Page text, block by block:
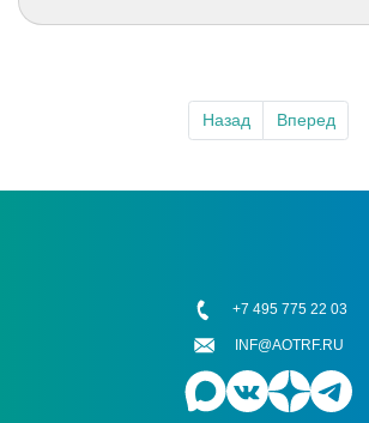
Назад Вперед
+7 495 775 22 03
INF@AOTRF.RU